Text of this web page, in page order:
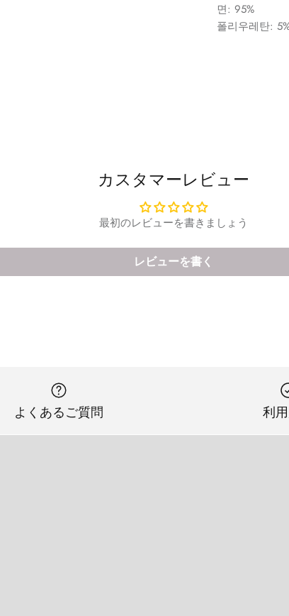
면: 95%
폴리우레탄:
カスタマーレビュー
最初のレビューを書きましょう
レビューを書く
よくあるご質問 利